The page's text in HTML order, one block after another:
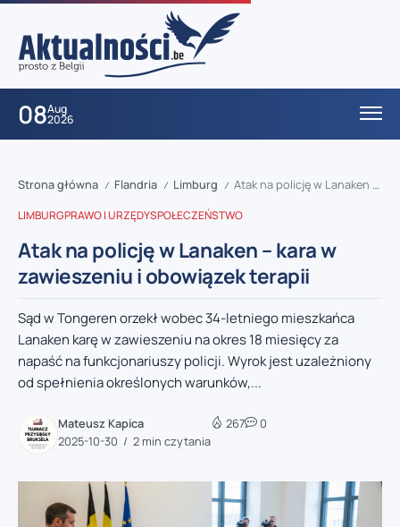
08Aug
2026
Strona główna / Flandria / Limburg / Atak na policję w Lanaken – kara w zawieszeniu i obowiązek terapii
LIMBURGPRAWO I URZĘDYSPOŁECZEŃSTWO
Atak na policję w Lanaken – kara w
zawieszeniu i obowiązek terapii
Sąd w Tongeren orzekł wobec 34-letniego mieszkańca
Lanaken karę w zawieszeniu na okres 18 miesięcy za
napaść na funkcjonariuszy policji. Wyrok jest uzależniony
od spełnienia określonych warunków,...
Mateusz Kapica
2025-10-30
2 min czytania
267 0